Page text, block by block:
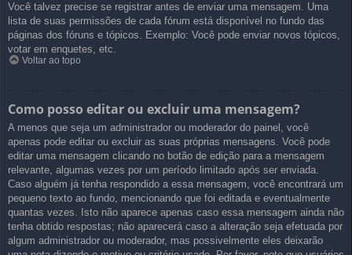
Você talvez precise se registrar antes de enviar uma mensagem. Uma
lista de suas permissões de cada fórum está disponível no fundo das
páginas dos fóruns e tópicos. Exemplo: Você pode enviar novos tópicos,
votar em enquetes, etc.
Voltar ao topo
Como posso editar ou excluir uma mensagem?
A menos que seja um administrador ou moderador do painel, você
apenas pode editar ou excluir as suas próprias mensagens. Você pode
editar uma mensagem clicando no botão de edição para a mensagem
relevante, algumas vezes por um período limitado após ser enviada.
Caso alguém já tenha respondido a essa mensagem, você encontrará um
pequeno texto ao fundo, mencionando que foi editada e eventualmente
quantas vezes. Isto não aparece apenas caso essa mensagem ainda não
tenha obtido respostas; não aparecerá caso a alteração seja efetuada por
algum administrador ou moderador, mas possivelmente eles deixarão